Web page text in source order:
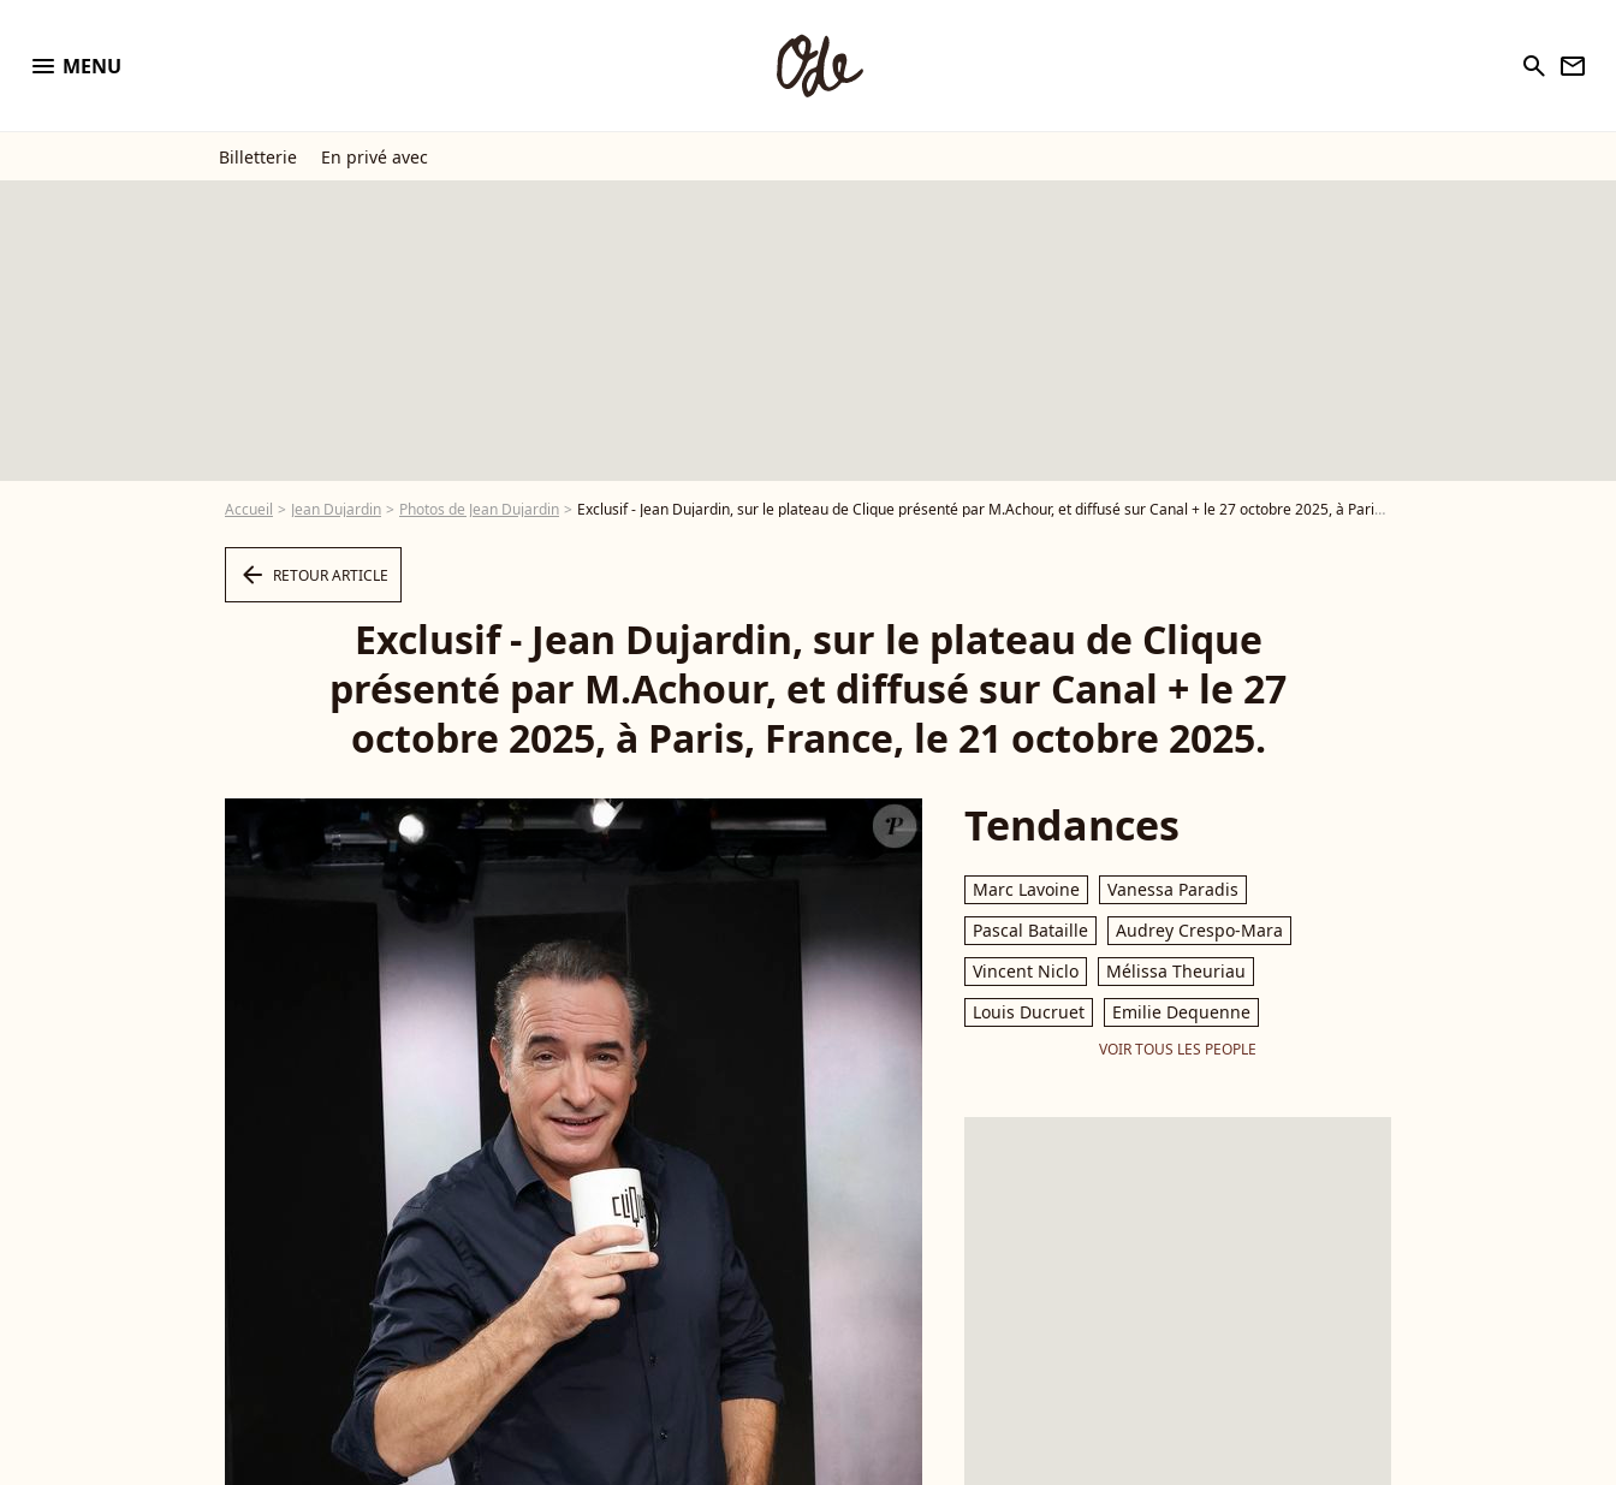
menu MENU search newsletter
Billetterie En privé avec
Accueil Jean Dujardin Photos de Jean Dujardin Exclusif - Jean Dujardin, sur le plateau de Clique présenté par M.Achour, et diffusé sur Canal + le 27 octobre 2025, à Paris, France, le 21 octobre 2025. © Jack Tribeca/Bestimage - Photo
arrow_left RETOUR ARTICLE
Exclusif - Jean Dujardin, sur le plateau de Clique
présenté par M.Achour, et diffusé sur Canal + le 27
octobre 2025, à Paris, France, le 21 octobre 2025.
Tendances
Marc Lavoine
Vanessa Paradis
Pascal Bataille
Audrey Crespo-Mara
Vincent Niclo
Mélissa Theuriau
Louis Ducruet
Emilie Dequenne
VOIR TOUS LES PEOPLE